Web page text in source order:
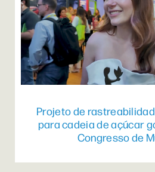
Projeto de
para cadeia de açúcar
Congresso de